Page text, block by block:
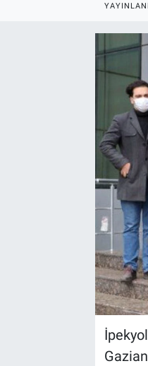
HaberOrtak
EndüstriST
Enerjisini Üreten
Endüstri 4.0
Ağır Sanayi